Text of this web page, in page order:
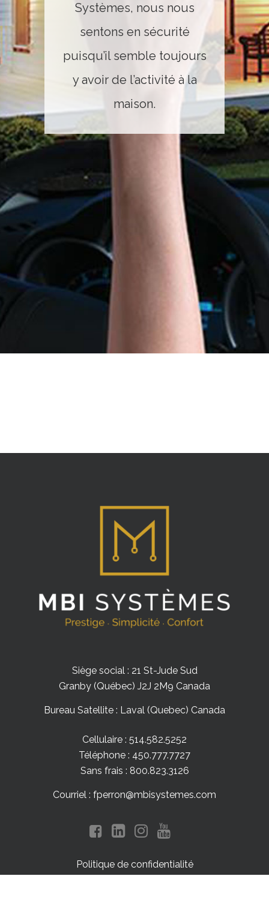
Systèmes, nous nous
sentons en sécurité
puisqu’il semble toujours
y avoir de l’activité à la
maison.
Siège social : 21 St-Jude Sud
Granby (Québec) J2J 2M9 Canada
Bureau Satellite : Laval (Quebec) Canada
Cellulaire : 514.582.5252
Téléphone : 450.777.7727
Sans frais : 800.823.3126
Courriel : fperron@mbisystemes.com
Politique de confidentialité